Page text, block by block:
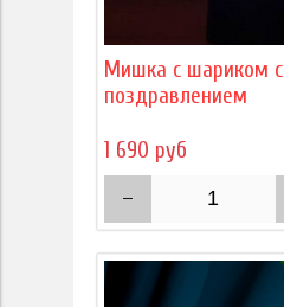
Мишка с шариком с
поздравлением
1 690 руб